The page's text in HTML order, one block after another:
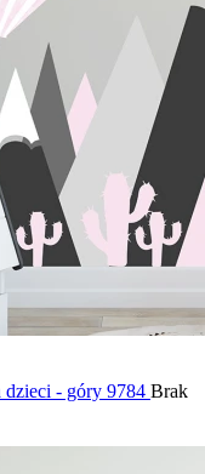
dzieci - góry 9784 Brak